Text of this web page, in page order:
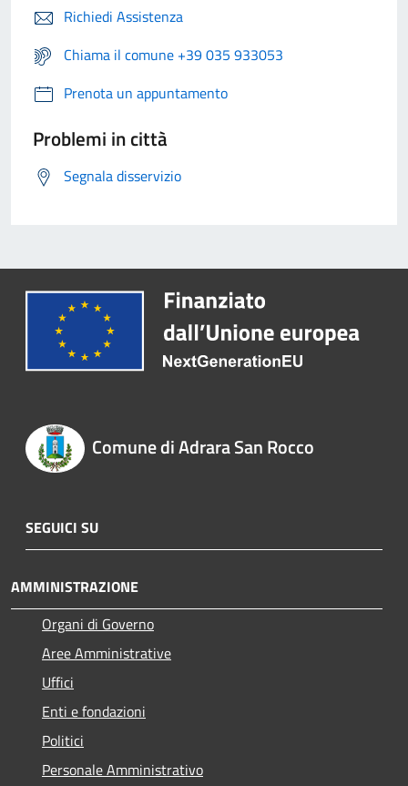
Richiedi Assistenza
Chiama il comune +39 035 933053
Prenota un appuntamento
Problemi in città
Segnala disservizio
Comune di Adrara San Rocco
SEGUICI SU
AMMINISTRAZIONE
Organi di Governo
Aree Amministrative
Uffici
Enti e fondazioni
Politici
Personale Amministrativo